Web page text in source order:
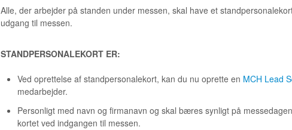
Alle, der arbejder på standen under messen, skal have et
udgang til messen.
STANDPERSONALEKORT ER:
Ved oprettelse af standpersonalekort, kan du nu oprette en MCH Lead
medarbejder.
Personligt med navn og firmanavn og skal bæres synligt på
kortet ved indgangen til messen.